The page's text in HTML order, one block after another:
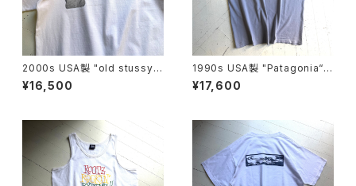
2000s USA製 "old stussy"
S/S T-shirt
¥16,500
1990s USA製 "Patagonia“ b
eneficial S/S T-shirt
¥17,600